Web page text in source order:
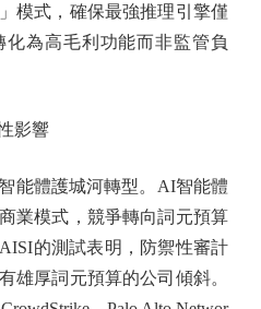
模式，確保最強推理引擎僅
為高毛利功能而非監管負
影響
體護城河轉型。AI智能體
業模式，競爭轉向詞元預算
的測試表明，防禦性審計
雄厚詞元預算的公司傾斜。